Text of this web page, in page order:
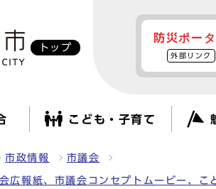
トップ
防災ポー
外部リンク
こども・子育て
市政情報 市議会
広報紙、市議会コンセプトムービー、